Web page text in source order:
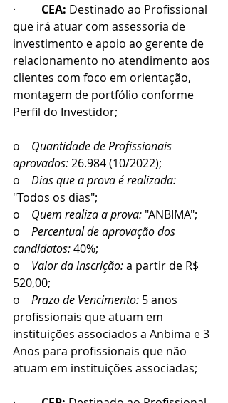
· CEA: Destinado ao Profissional
que irá atuar com assessoria de
investimento e apoio ao gerente de
relacionamento no atendimento aos
clientes com foco em orientação,
montagem de portfólio conforme
Perfil do Investidor;
o Quantidade de Profissionais
aprovados: 26.984 (10/2022);
o Dias que a prova é realizada:
"Todos os dias";
o Quem realiza a prova: "ANBIMA";
o Percentual de aprovação dos
candidatos: 40%;
o Valor da inscrição: a partir de R$
520,00;
o Prazo de Vencimento: 5 anos
profissionais que atuam em
instituições associados a Anbima e 3
Anos para profissionais que não
atuam em instituições associadas;